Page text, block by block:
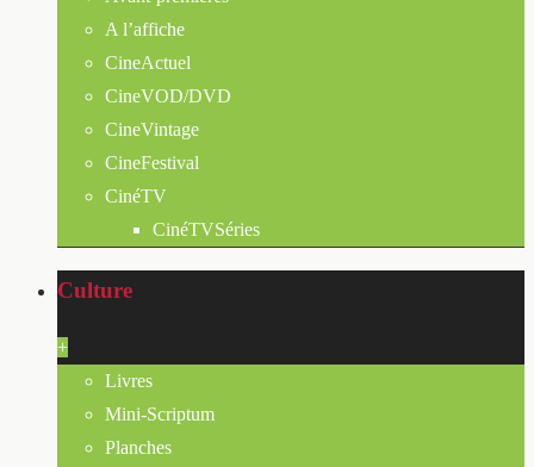
A l’affiche
CineActuel
CineVOD/DVD
CineVintage
CineFestival
CinéTV
CinéTVSéries
Culture
+
Livres
Mini-Scriptum
Planches